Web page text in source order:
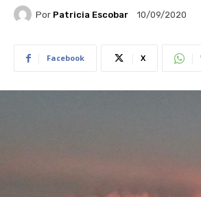
Por Patricia Escobar 10/09/2020
Facebook X